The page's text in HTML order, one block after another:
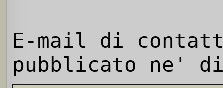
E-mail di
pubblicato ne'